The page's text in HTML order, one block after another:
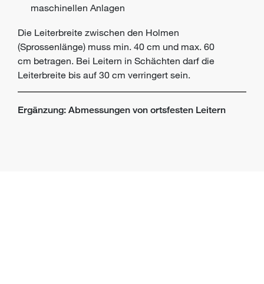
maschinellen Anlagen
Die Leiterbreite zwischen den Holmen
(Sprossenlänge) muss min. 40 cm und max. 60
cm betragen. Bei Leitern in Schächten darf die
Leiterbreite bis auf 30 cm verringert sein.
Ergänzung: Abmessungen von ortsfesten Leitern